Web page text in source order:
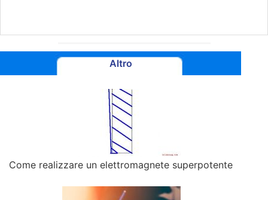
Altro
Come realizzare un elettromagnete superpotente